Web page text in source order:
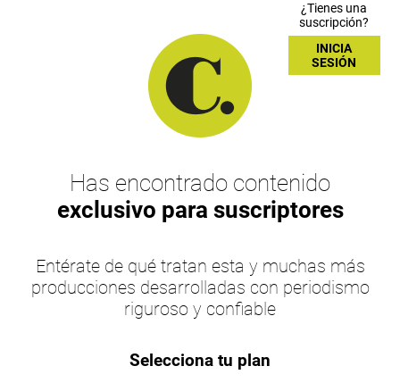
¿Tienes una
suscripción?
INICIA
SESIÓN
Has encontrado contenido
exclusivo para suscriptores
Entérate de qué tratan esta y muchas más
producciones desarrolladas con periodismo
riguroso y confiable
Selecciona tu plan